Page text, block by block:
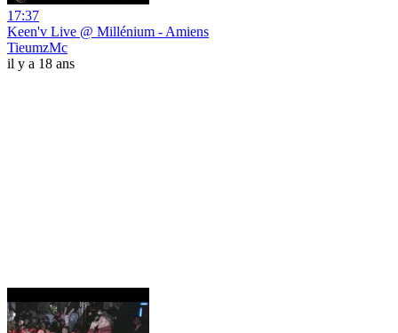
17:37
Keen'v Live @ Millénium - Amiens
TieumzMc
il y a 18 ans